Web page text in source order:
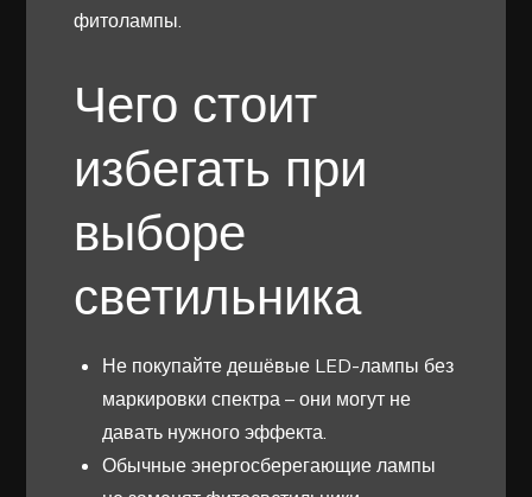
фитолампы.
Чего стоит
избегать при
выборе
светильника
Не покупайте дешёвые LED-лампы без
маркировки спектра – они могут не
давать нужного эффекта.
Обычные энергосберегающие лампы